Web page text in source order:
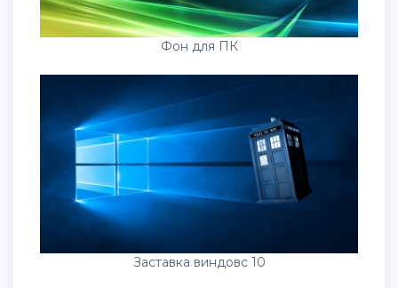
Фон для ПК
Заставка виндовс 10